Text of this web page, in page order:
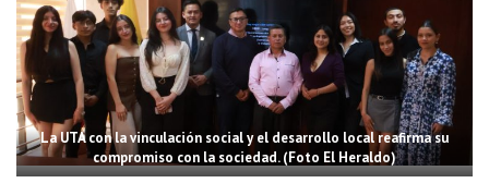
La UTA con la vinculación social y el desarrollo local reafirma su
compromiso con la sociedad. (Foto El Heraldo)